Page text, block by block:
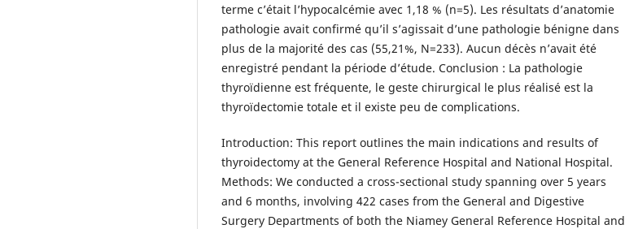
terme c’était l’hypocalcémie avec 1,18 % (n=5). Les résultats d’anatomie
pathologie avait confirmé qu’il s’agissait d’une pathologie bénigne dans
plus de la majorité des cas (55,21%, N=233). Aucun décès n’avait été
enregistré pendant la période d’étude. Conclusion : La pathologie
thyroïdienne est fréquente, le geste chirurgical le plus réalisé est la
thyroïdectomie totale et il existe peu de complications.
Introduction: This report outlines the main indications and results of
thyroidectomy at the General Reference Hospital and National Hospital.
Methods: We conducted a cross-sectional study spanning over 5 years
and 6 months, involving 422 cases from the General and Digestive
Surgery Departments of both the Niamey General Reference Hospital and